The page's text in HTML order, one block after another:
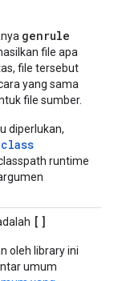
genrule
file apa
file tersebut
yang sama
file sumber.
diperlukan,
runtime
[]
oleh library ini
umum